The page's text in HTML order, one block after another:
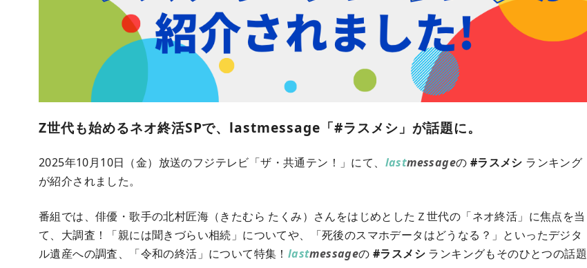
Z世代も始めるネオ終活SPで、lastmessage 「#ラスメシ 」が話題に。
2025年10月10日（金）放送のフジテレビ「ザ・共通テン！」にて、 lastmessageの #ラスメシ ランキング
が紹介されました。
番組では、俳優・歌手の北村匠海（きたむら たくみ）さんをはじめとしたＺ世代の「ネオ終活」に焦点を当
て、大調査！「親には聞きづらい相続」についてや、「死後のスマホデータはどうなる？」といったデジタ
ル遺産への調査、「令和の終活」について特集！ lastmessageの#ラスメシ ランキングもそのひとつの話題